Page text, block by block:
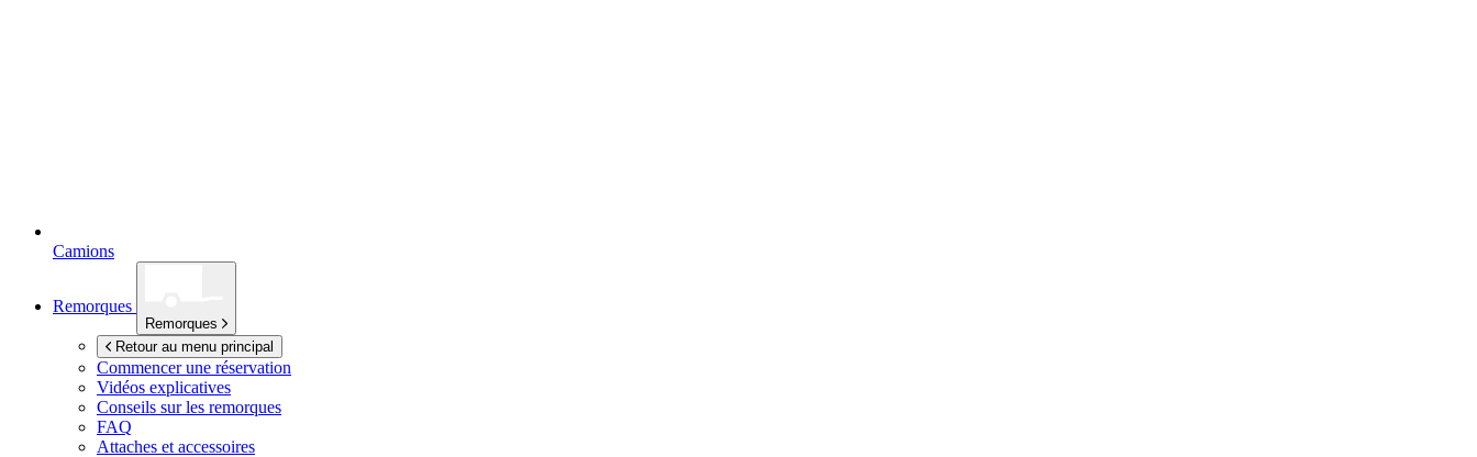
Camions
Remorques
Remorques
Retour au menu principal
Commencer une réservation
Vidéos explicatives
Conseils sur les remorques
FAQ
Attaches et accessoires